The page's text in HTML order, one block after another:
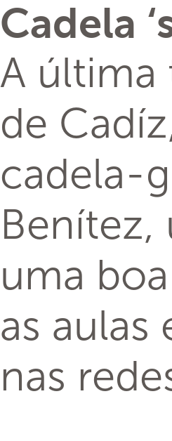
Cadela
A última
de
cadela-
Benítez,
uma
as aulas
nas